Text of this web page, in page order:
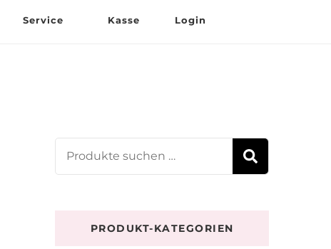
Service Kasse Login
Suchen
nach:
PRODUKT-KATEGORIEN